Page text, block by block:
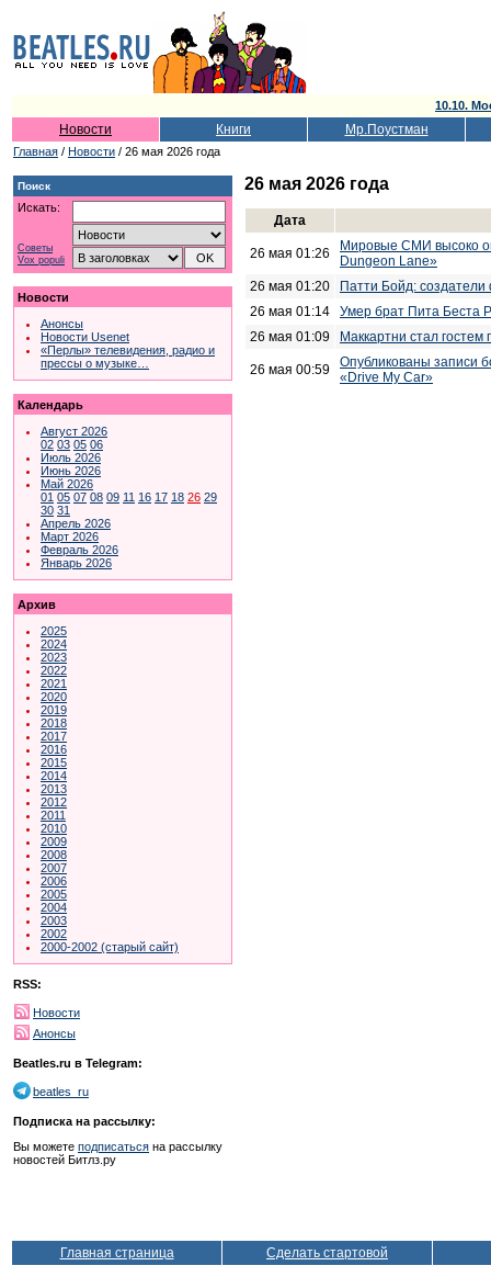
10.10.
Новости Книги Мр.Поустман
Главная / Новости / 26 мая 2026 года
Поиск
Искать:
Советы
Vox populi
Новости
Анонсы
Новости Usenet
«Перлы» телевидения, радио и
прессы о музыке…
Календарь
Август 2026
02 03 05 06
Июль 2026
Июнь 2026
Май 2026
01 05 07 08 09 11 16 17 18 26 29
30 31
Апрель 2026
Март 2026
Февраль 2026
Январь 2026
Архив
2025
2024
2023
2022
2021
2020
2019
2018
2017
2016
2015
2014
2013
2012
2011
2010
2009
2008
2007
2006
2005
2004
2003
2002
2000-2002 (старый сайт)
RSS:
Новости
Анонсы
Beatles.ru в Telegram:
beatles_ru
Подписка на рассылку:
Вы можете подписаться на рассылку
новостей Битлз.ру
26 мая 2026 года
Дата
26 мая 01:26
Мировые СМИ высоко
Dungeon Lane»
26 мая 01:20
Патти Бойд:
26 мая 01:14
Умер брат Пита Беста
26 мая 01:09
Маккартни стал
26 мая 00:59
Опубликованы записи
«Drive My Car»
Главная страница Сделать стартовой